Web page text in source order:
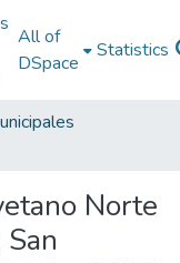
All of
DSpace
Statistics
Norte